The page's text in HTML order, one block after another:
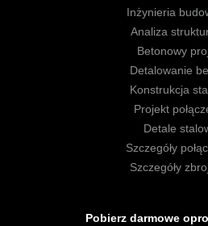
Inżynieria
Analiza
Betonowy
Detalowanie
Konstrukcja
Projekt
Detale
Szczegóły
Szczegóły
Pobierz darmowe